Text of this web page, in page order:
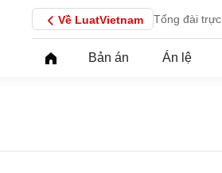
Về LuatVietnam Tổng đài
Bản án Án lệ